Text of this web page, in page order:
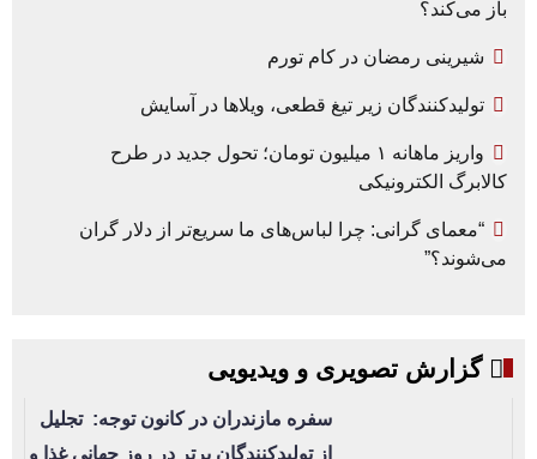
باز می‌کند؟
شیرینی رمضان در کام تورم
تولیدکنندگان زیر تیغ قطعی، ویلاها در آسایش
واریز ماهانه ۱ میلیون تومان؛ تحول جدید در طرح
کالابرگ الکترونیکی
“معمای گرانی: چرا لباس‌های ما سریع‌تر از دلار گران
می‌شوند؟”
گزارش تصویری و ویدیویی
سفره مازندران در کانون توجه: تجلیل
از تولیدکنندگان برتر در روز جهانی غذا و